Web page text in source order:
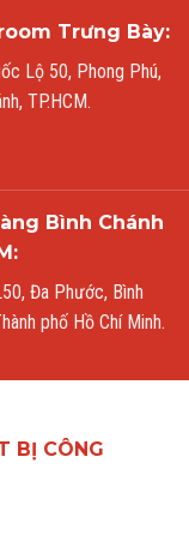
Trưng Bày:
Lộ 50, Phong Phú,
TP.HCM.
Bình Chánh
Đa Phước, Bình
phố Hồ Chí Minh.
BỊ CÔNG